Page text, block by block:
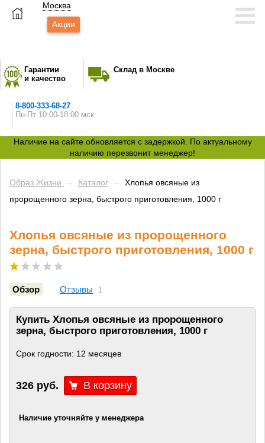
Москва
Акции
Гарантии
и качество
Склад в Москве
8-800-333-68-27
Пн-Пт 10:00-18:00 мск
Наличие на сайте обновляется с задержкой. По актуальному
наличию перезвонит менеджер!
Образ Жизни → Каталог →
Хлопья овсяные из
пророщенного зерна, быстрого приготовления, 1000 г
Хлопья овсяные из пророщенного
зерна, быстрого приготовления, 1000 г
Обзор Отзывы 1
Купить Хлопья овсяные из пророщенного
зерна, быстрого приготовления, 1000 г
Срок годности: 12 месяцев
326 руб.
Наличие уточняйте у менеджера